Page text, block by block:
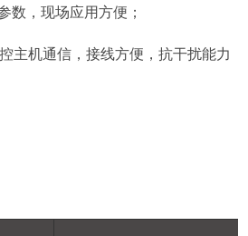
数，现场应用方便；
主机通信，接线方便，抗干扰能力